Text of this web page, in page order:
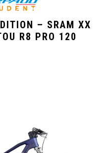
– SRAM XX
R8 PRO 120